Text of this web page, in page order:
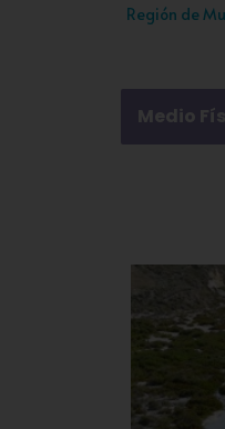
Región de
Medio